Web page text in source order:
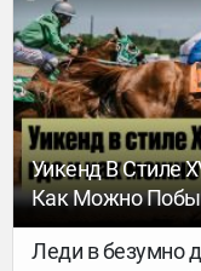
буддистскую
Самочувствие у
Уикенд В Стиле
Как Можно
Леди в безумно